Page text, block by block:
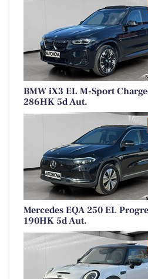
BMW iX3 EL M-Sport
286HK 5d Aut.
Mercedes EQA 250 EL
190HK 5d Aut.